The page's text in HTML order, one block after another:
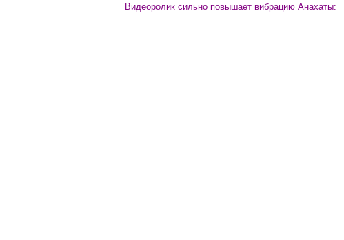
Видеоролик сильно повышает вибрацию Анахаты: